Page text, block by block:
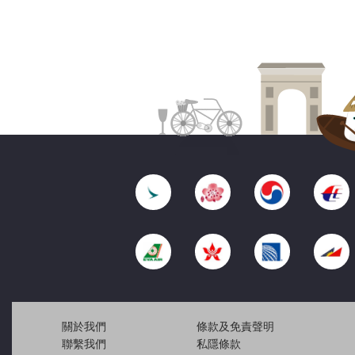
關於我們
聯繫我們
條款及免責聲明
私隱條款